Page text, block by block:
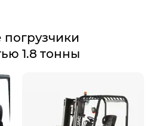
1.8 тонны